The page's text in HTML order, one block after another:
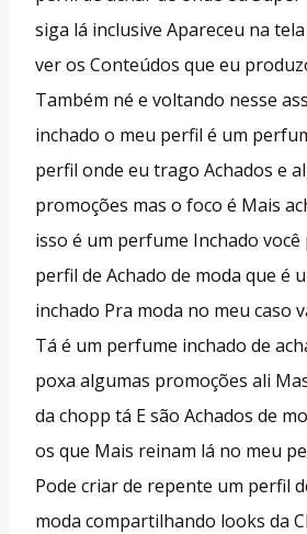
siga lá inclusive Apareceu na
ver os Conteúdos que eu
Também né e voltando nesse
inchado o meu perfil é um
perfil onde eu trago Achados e
promoções mas o foco é Mais
isso é um perfume Inchado
perfil de Achado de moda que é
inchado Pra moda no meu caso
Tá é um perfume inchado de
poxa algumas promoções ali
da chopp tá E são Achados de
os que Mais reinam lá no meu
Pode criar de repente um perfil
moda compartilhando looks da